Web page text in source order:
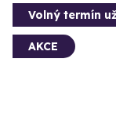
Volný termín
AKCE